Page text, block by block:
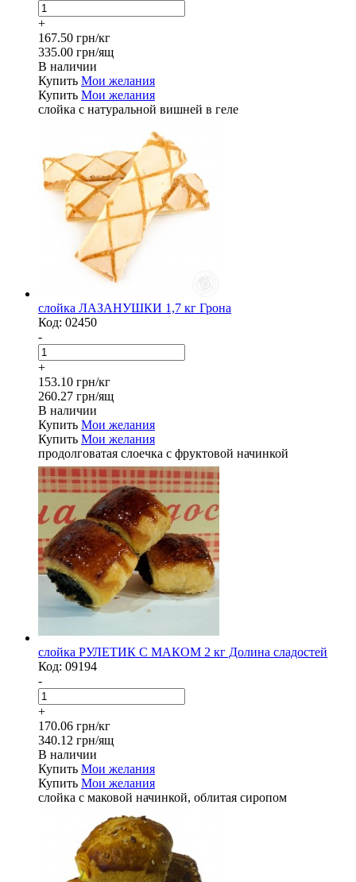
+
167.50 грн/кг
335.00 грн/ящ
В наличии
Купить Мои желания
Купить Мои желания
слойка с натуральной вишней в геле
слойка ЛАЗАНУШКИ 1,7 кг Грона
Код: 02450
-
+
153.10 грн/кг
260.27 грн/ящ
В наличии
Купить Мои желания
Купить Мои желания
продолговатая слоечка с фруктовой начинкой
слойка РУЛЕТИК С МАКОМ 2 кг Долина сладостей
Код: 09194
-
+
170.06 грн/кг
340.12 грн/ящ
В наличии
Купить Мои желания
Купить Мои желания
слойка с маковой начинкой, облитая сиропом